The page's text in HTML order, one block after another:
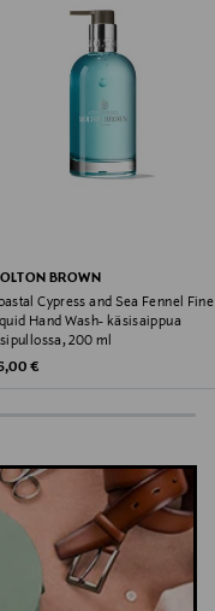
kimalteleva
mekko
BROWN
Cypress and Sea Fennel Fine
Hand Wash- käsisaippua
200 ml
Price
€